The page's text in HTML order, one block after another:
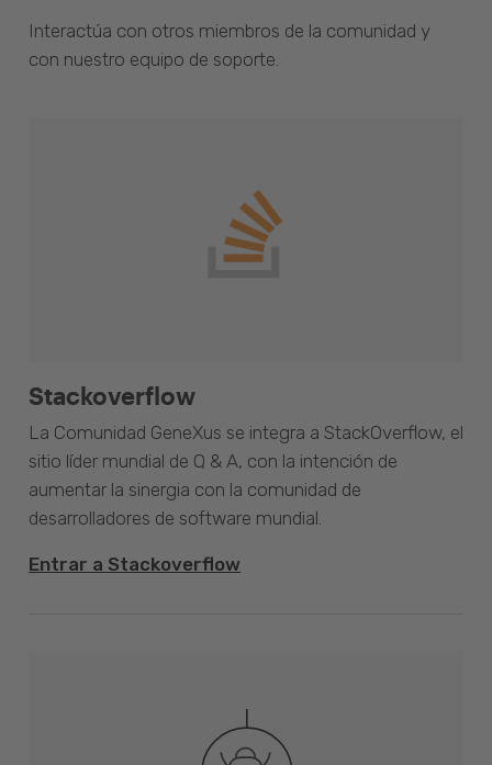
Interactúa con otros miembros de la comunidad y
con nuestro equipo de soporte.
Stackoverflow
La Comunidad GeneXus se integra a StackOverflow, el
sitio líder mundial de Q & A, con la intención de
aumentar la sinergia con la comunidad de
desarrolladores de software mundial.
Entrar a Stackoverflow